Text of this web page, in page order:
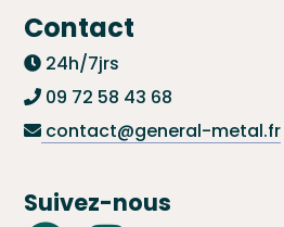
Contact
24h/7jrs
09 72 58 43 68
contact@general-metal.fr
Suivez-nous